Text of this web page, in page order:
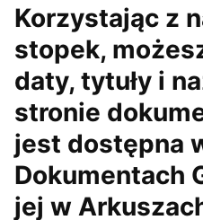
Korzystając z
stopek,
daty, tytuły i
stronie
jest dostępna
Dokumentach
jej w